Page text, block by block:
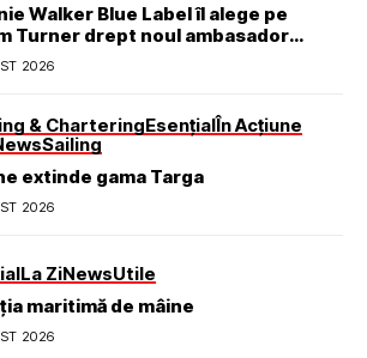
Walker Blue Label îl alege pe
Turner drept noul ambasador
mărcii
2026
& CharteringEsențialÎn Acțiune
Sailing
extinde gama Targa
2026
La ZiNewsUtile
maritimă de mâine
2026